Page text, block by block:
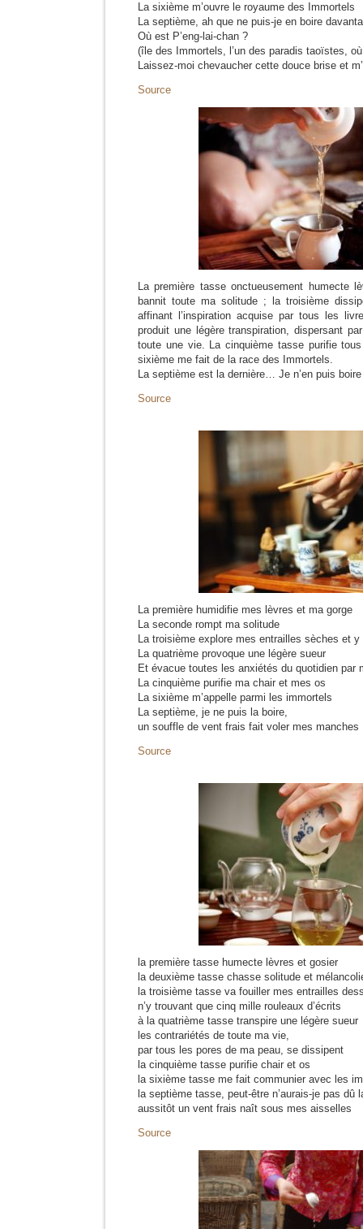
La sixième m’ouvre le royaume des Immortels
La septième, ah que ne puis-je en boire
Où est P’eng-lai-chan ?
(île des Immortels, l’un des paradis taoïstes,
Laissez-moi chevaucher cette douce brise et
Source
La première tasse onctueusement humecte
bannit toute ma solitude ; la troisième
affinant l’inspiration acquise par tous les
produit une légère transpiration, dispersant
toute une vie. La cinquième tasse purifie
sixième me fait de la race des Immortels.
La septième est la dernière… Je n’en puis
Source
La première humidifie mes lèvres et ma gorge
La seconde rompt ma solitude
La troisième explore mes entrailles sèches et
La quatrième provoque une légère sueur
Et évacue toutes les anxiétés du quotidien par
La cinquième purifie ma chair et mes os
La sixième m’appelle parmi les immortels
La septième, je ne puis la boire,
un souffle de vent frais fait voler mes manches
Source
la première tasse humecte lèvres et gosier
la deuxième tasse chasse solitude et
la troisième tasse va fouiller mes entrailles
n’y trouvant que cinq mille rouleaux d’écrits
à la quatrième tasse transpire une légère sueur
les contrariétés de toute ma vie,
par tous les pores de ma peau, se dissipent
la cinquième tasse purifie chair et os
la sixième tasse me fait communier avec les
la septième tasse, peut-être n’aurais-je pas dû
aussitôt un vent frais naît sous mes aisselles
Source